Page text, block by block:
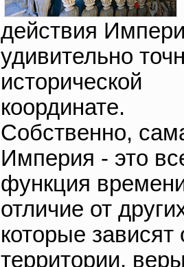
действия
удивительно
исторической
координате.
Собственно,
Империя - это
функция
отличие от
которые зависят
территории,